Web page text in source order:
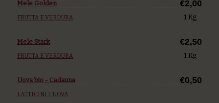
Mele Golden €2,00
1 Kg
FRUTTA E VERDURA
Mele Stark €2,50
1 Kg
FRUTTA E VERDURA
Uova bio - Cadauna €0,50
LATTICINI E UOVA